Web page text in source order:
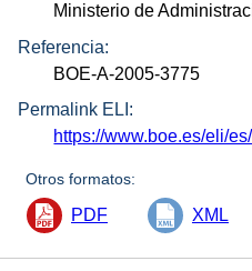
Ministerio de
Referencia:
BOE-A-2005-3775
Permalink ELI:
https://www.boe.es/eli/
Otros formatos:
PDF XML